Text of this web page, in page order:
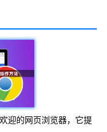
迎的网页浏览器，它提